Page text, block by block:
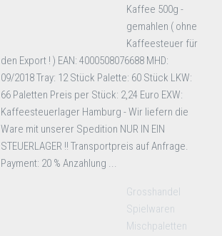
Kaffee 500g -
gemahlen ( ohne
Kaffeesteuer für
den Export ! ) EAN: 4000508076688 MHD:
09/2018 Tray: 12 Stück Palette: 60 Stück LKW:
66 Paletten Preis per Stück: 2,24 Euro EXW:
Kaffeesteuerlager Hamburg - Wir liefern die
Ware mit unserer Spedition NUR IN EIN
STEUERLAGER !! Transportpreis auf Anfrage.
Payment: 20 % Anzahlung ...
Grosshandel
Spielwaren
Mischpaletten